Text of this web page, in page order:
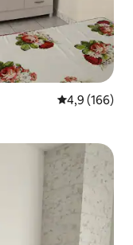
Средна
4,9 (166)